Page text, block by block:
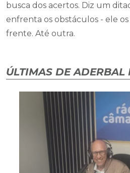
busca dos acertos. Diz um
enfrenta os obstáculos - ele
frente. Até outra.
ÚLTIMAS DE ADERBAL